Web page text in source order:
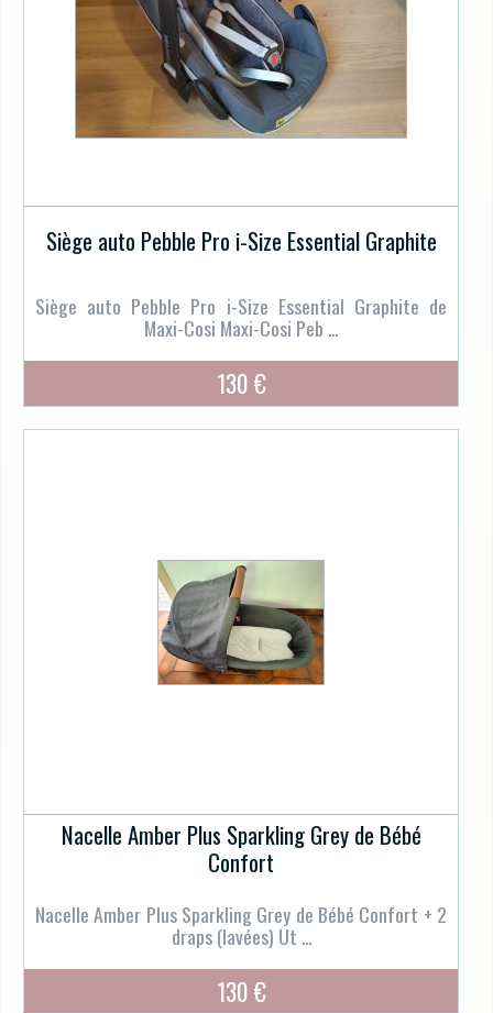
Siège auto Pebble Pro i-Size Essential Graphite
Siège auto Pebble Pro i-Size Essential Graphite de
Maxi-Cosi Maxi-Cosi Peb ...
130 €
Nacelle Amber Plus Sparkling Grey de Bébé
Confort
Nacelle Amber Plus Sparkling Grey de Bébé Confort + 2
draps (lavées) Ut ...
130 €